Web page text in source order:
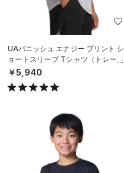
UAバニッシュ エナジー プリント シ
ョートスリーブ Tシャツ（トレーニ
ング/MEN）
￥5,940